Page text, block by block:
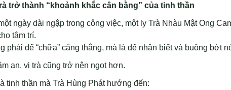
trở thành “khoảnh khắc cân bằng” của tinh thần
ngày dài ngập trong công việc, một ly Trà Nhàu Mật Ong
tâm trí.
phải để “chữa” căng thẳng, mà là để nhận biết và buông bớt
an, vị trà cũng trở nên ngọt hơn.
tinh thần mà Trà Hùng Phát hướng đến: